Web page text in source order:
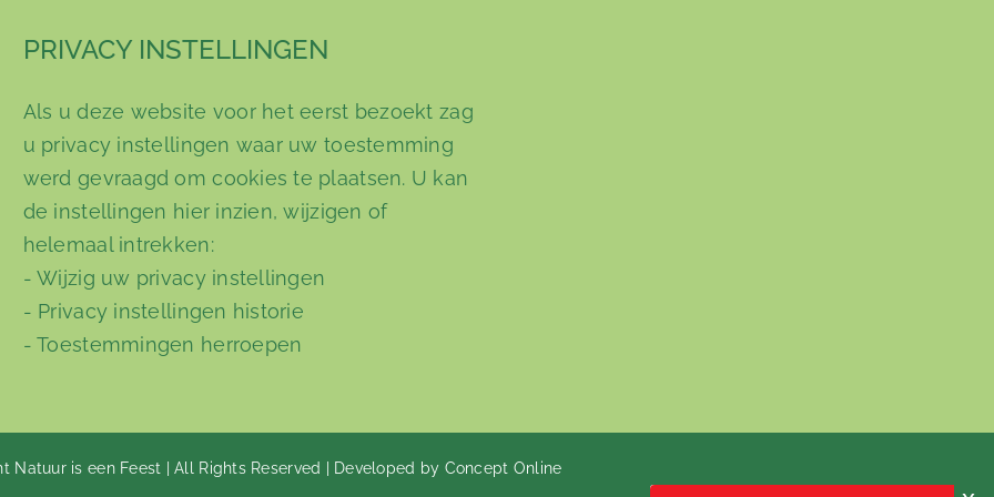
PRIVACY INSTELLINGEN
Als u deze website voor het eerst bezoekt zag
u privacy instellingen waar uw toestemming
werd gevraagd om cookies te plaatsen. U kan
de instellingen hier inzien, wijzigen of
helemaal intrekken:
-Wijzig uw privacy instellingen
- Privacy instellingen historie
-Toestemmingen herroepen
Natuur is een Feest | All Rights Reserved | Developed by Concept Online